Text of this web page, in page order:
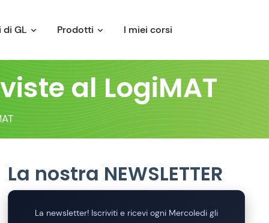
di GL Prodotti I miei corsi
al LogiMAT
La nostra NEWSLETTER
La newsletter! Iscriviti e ricevi ogni Mercoledi gli